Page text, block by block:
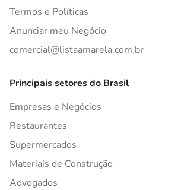
Termos e Políticas
Anunciar meu Negócio
comercial@listaamarela.com.br
Principais setores do Brasil
Empresas e Negócios
Restaurantes
Supermercados
Materiais de Construção
Advogados